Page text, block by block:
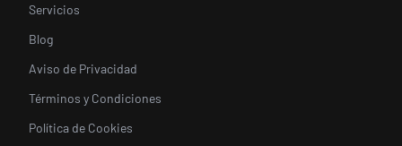
Servicios
Blog
Aviso de Privacidad
Términos y Condiciones
Política de Cookies